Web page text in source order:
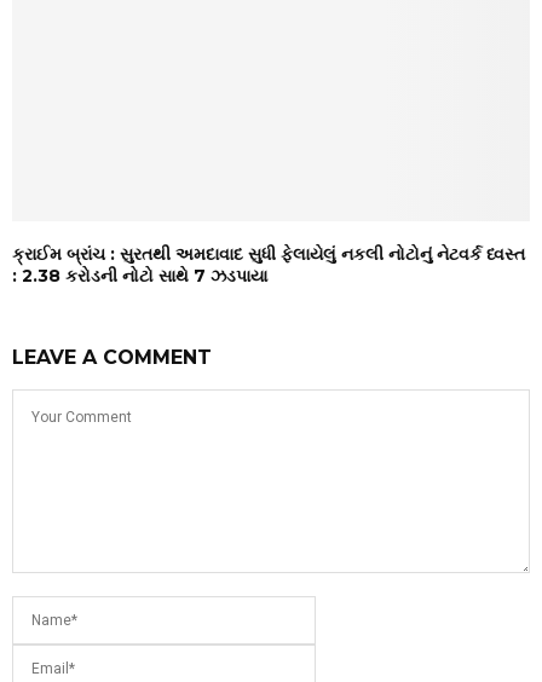
ક્રાઈમ બ્રાંચ : સુરતથી અમદાવાદ સુધી ફેલાયેલું નકલી નોટોનું નેટવર્ક ધ્વસ્ત
: ₹2.38 કરોડની નોટો સાથે 7 ઝડપાયા
LEAVE A COMMENT